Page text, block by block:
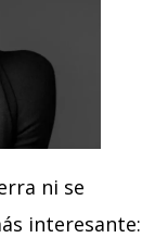
ni se
interesante: